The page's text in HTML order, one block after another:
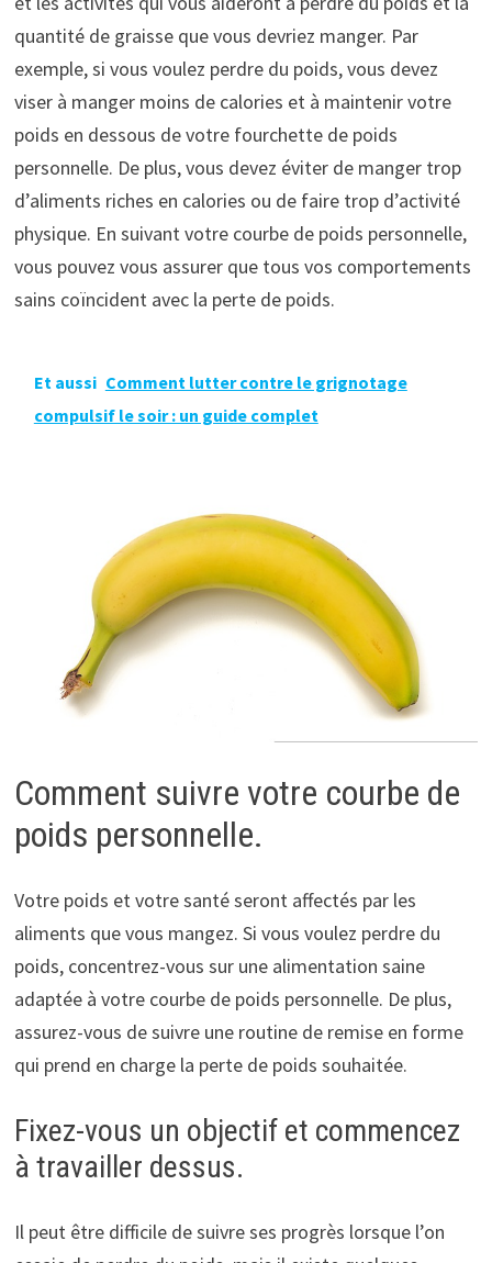
quantité de graisse que vous devriez manger. Par
exemple, si vous voulez perdre du poids, vous devez
viser à manger moins de calories et à maintenir votre
poids en dessous de votre fourchette de poids
personnelle. De plus, vous devez éviter de manger trop
d’aliments riches en calories ou de faire trop d’activité
physique. En suivant votre courbe de poids personnelle,
vous pouvez vous assurer que tous vos comportements
sains coïncident avec la perte de poids.
Et aussi Comment lutter contre le grignotage
compulsif le soir : un guide complet
Comment suivre votre courbe de
poids personnelle.
Votre poids et votre santé seront affectés par les
aliments que vous mangez. Si vous voulez perdre du
poids, concentrez-vous sur une alimentation saine
adaptée à votre courbe de poids personnelle. De plus,
assurez-vous de suivre une routine de remise en forme
qui prend en charge la perte de poids souhaitée.
Fixez-vous un objectif et commencez
à travailler dessus.
Il peut être difficile de suivre ses progrès lorsque l’on